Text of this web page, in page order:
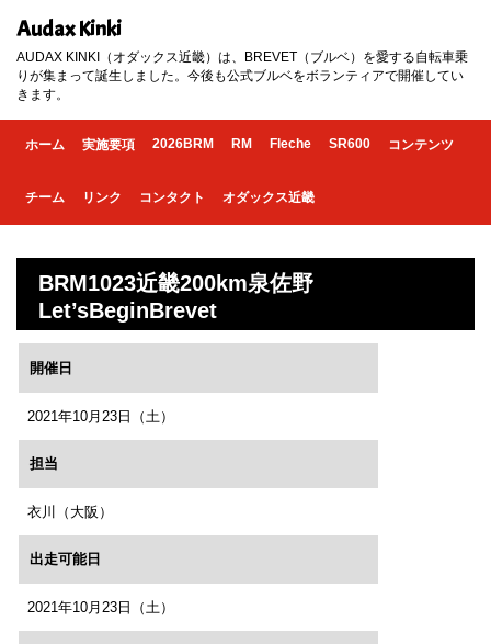
Audax Kinki
AUDAX KINKI（オダックス近畿）は、BREVET（ブルベ）を愛する自転車乗
りが集まって誕生しました。今後も公式ブルベをボランティアで開催してい
きます。
ホーム 実施要項 2026BRM RM Fleche SR600 コンテンツ
チーム リンク コンタクト オダックス近畿
BRM1023近畿200km泉佐野
Let’sBeginBrevet
開催日
2021年10月23日（土）
担当
衣川（大阪）
出走可能日
2021年10月23日（土）